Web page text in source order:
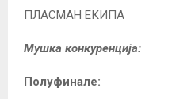
ПЛАСМАН ЕКИПА
Мушка конкуренција:
Полуфинале: